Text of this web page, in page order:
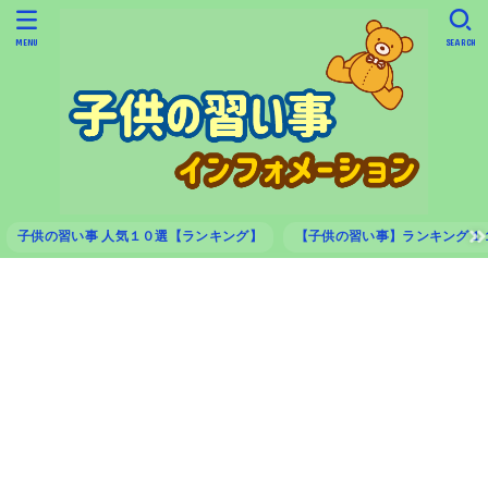
子供の習い事 人気１０選【ランキング】 【子供の習い事】ランキング
SEARCH
MENU